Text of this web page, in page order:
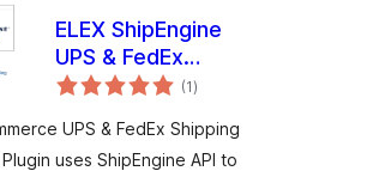
ELEX ShipEngine
UPS & FedEx
Shipping Method
(1個
の
価
)
UPS & FedEx Shipping
uses ShipEngine API to